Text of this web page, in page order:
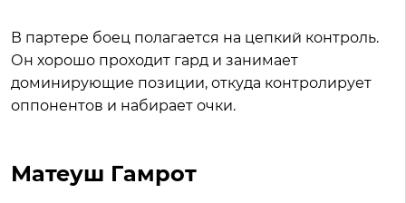
В партере боец полагается на цепкий контроль.
Он хорошо проходит гард и занимает
доминирующие позиции, откуда контролирует
оппонентов и набирает очки.
Матеуш Гамрот